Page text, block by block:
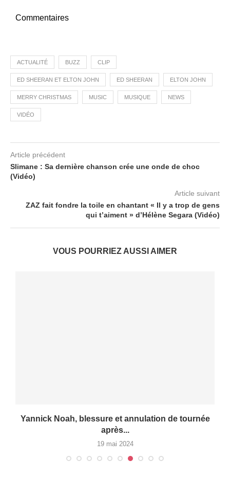
Commentaires
ACTUALITÉ BUZZ CLIP
ED SHEERAN ET ELTON JOHN ED SHEERAN ELTON JOHN
MERRY CHRISTMAS MUSIC MUSIQUE NEWS
VIDÉO
Article précédent
Slimane : Sa dernière chanson crée une onde de choc
(Vidéo)
Article suivant
ZAZ fait fondre la toile en chantant « Il y a trop de gens
qui t’aiment » d’Hélène Segara (Vidéo)
VOUS POURRIEZ AUSSI AIMER
Yannick Noah, blessure et annulation de tournée
après...
19 mai 2024